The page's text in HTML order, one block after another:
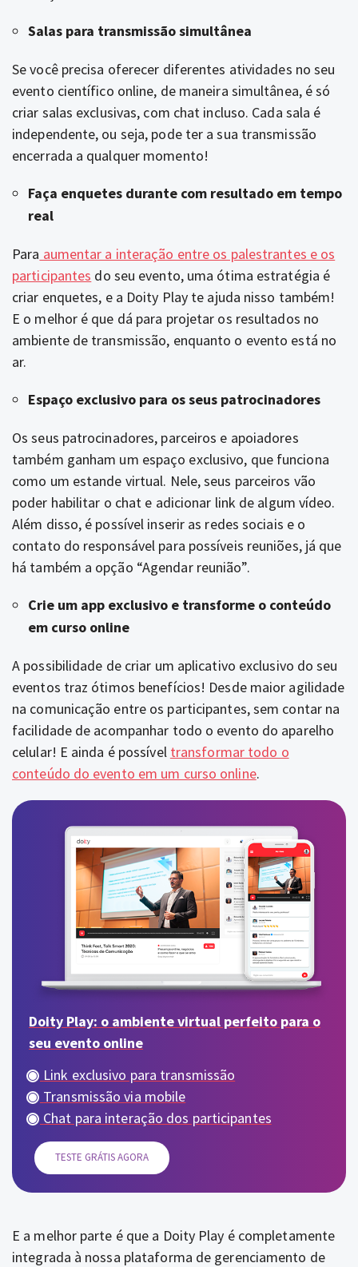
Salas para transmissão simultânea
Se você precisa oferecer diferentes atividades no seu
evento científico online, de maneira simultânea, é só
criar salas exclusivas, com chat incluso. Cada sala é
independente, ou seja, pode ter a sua transmissão
encerrada a qualquer momento!
Faça enquetes durante com resultado em tempo
real
Para aumentar a interação entre os palestrantes e os
participantes do seu evento, uma ótima estratégia é
criar enquetes, e a Doity Play te ajuda nisso também!
E o melhor é que dá para projetar os resultados no
ambiente de transmissão, enquanto o evento está no
ar.
Espaço exclusivo para os seus patrocinadores
Os seus patrocinadores, parceiros e apoiadores
também ganham um espaço exclusivo, que funciona
como um estande virtual. Nele, seus parceiros vão
poder habilitar o chat e adicionar link de algum vídeo.
Além disso, é possível inserir as redes sociais e o
contato do responsável para possíveis reuniões, já que
há também a opção “Agendar reunião”.
Crie um app exclusivo e transforme o conteúdo
em curso online
A possibilidade de criar um aplicativo exclusivo do seu
eventos traz ótimos benefícios! Desde maior agilidade
na comunicação entre os participantes, sem contar na
facilidade de acompanhar todo o evento do aparelho
celular! E ainda é possível transformar todo o
conteúdo do evento em um curso online.
Doity Play: o ambiente virtual perfeito para o
seu evento online
Link exclusivo para transmissão
Transmissão via mobile
Chat para interação dos participantes
TESTE GRÁTIS AGORA
E a melhor parte é que a Doity Play é completamente
integrada à nossa plataforma de gerenciamento de